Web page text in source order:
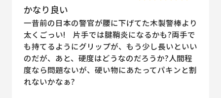
かなり良い
一昔前の日本の警官が腰に下げてた木製警棒より
太くごっい! 片手では腱鞘炎になるかも?両手で
も持てるようにグリップが、もう少し長いといい
のだが、あと、硬度はどうなのだろうか?人間程
度なら問題ないが、硬い物にあたってパキンと割
れないかなぁ?